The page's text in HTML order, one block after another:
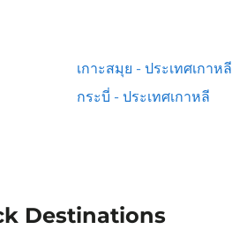
เกาะสมุย - ประเทศเกาหลี
กระบี่ - ประเทศเกาหลี
Destinations